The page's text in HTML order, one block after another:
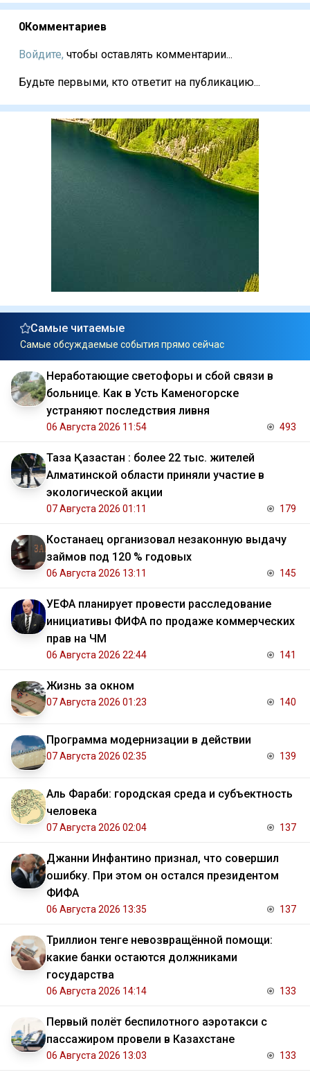
0Комментариев
Войдите, чтобы оставлять комментарии...
Будьте первыми, кто ответит на публикацию...
Самые читаемые
Самые обсуждаемые события прямо сейчас
Неработающие светофоры и сбой связи в
больнице. Как в Усть Каменогорске
устраняют последствия ливня
06 Августа 2026 11:54 493
Таза Қазақстан : более 22 тыс. жителей
Алматинской области приняли участие в
экологической акции
07 Августа 2026 01:11 179
Костанаец организовал незаконную выдачу
займов под 120 % годовых
06 Августа 2026 13:11 145
УЕФА планирует провести расследование
инициативы ФИФА по продаже коммерческих
прав на ЧМ
06 Августа 2026 22:44 141
Жизнь за окном
07 Августа 2026 01:23 140
Программа модернизации в действии
07 Августа 2026 02:35 139
Аль Фараби: городская среда и субъектность
человека
07 Августа 2026 02:04 137
Джанни Инфантино признал, что совершил
ошибку. При этом он остался президентом
ФИФА
06 Августа 2026 13:35 137
Триллион тенге невозвращённой помощи:
какие банки остаются должниками
государства
06 Августа 2026 14:14 133
Первый полёт беспилотного аэротакси с
пассажиром провели в Казахстане
06 Августа 2026 13:03 133